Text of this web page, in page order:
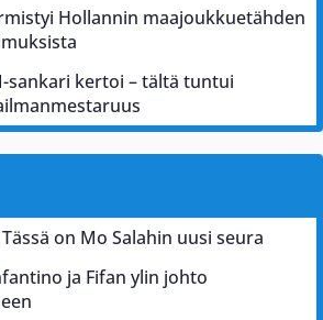
Hollannin maajoukkuetähden
sankari kertoi – tältä tuntui
on Mo Salahin uusi seura
ja Fifan ylin johto